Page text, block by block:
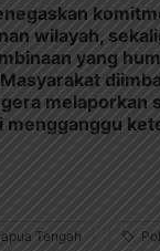
wilayah,
yang
melaporkan
mengganggu
Tengah